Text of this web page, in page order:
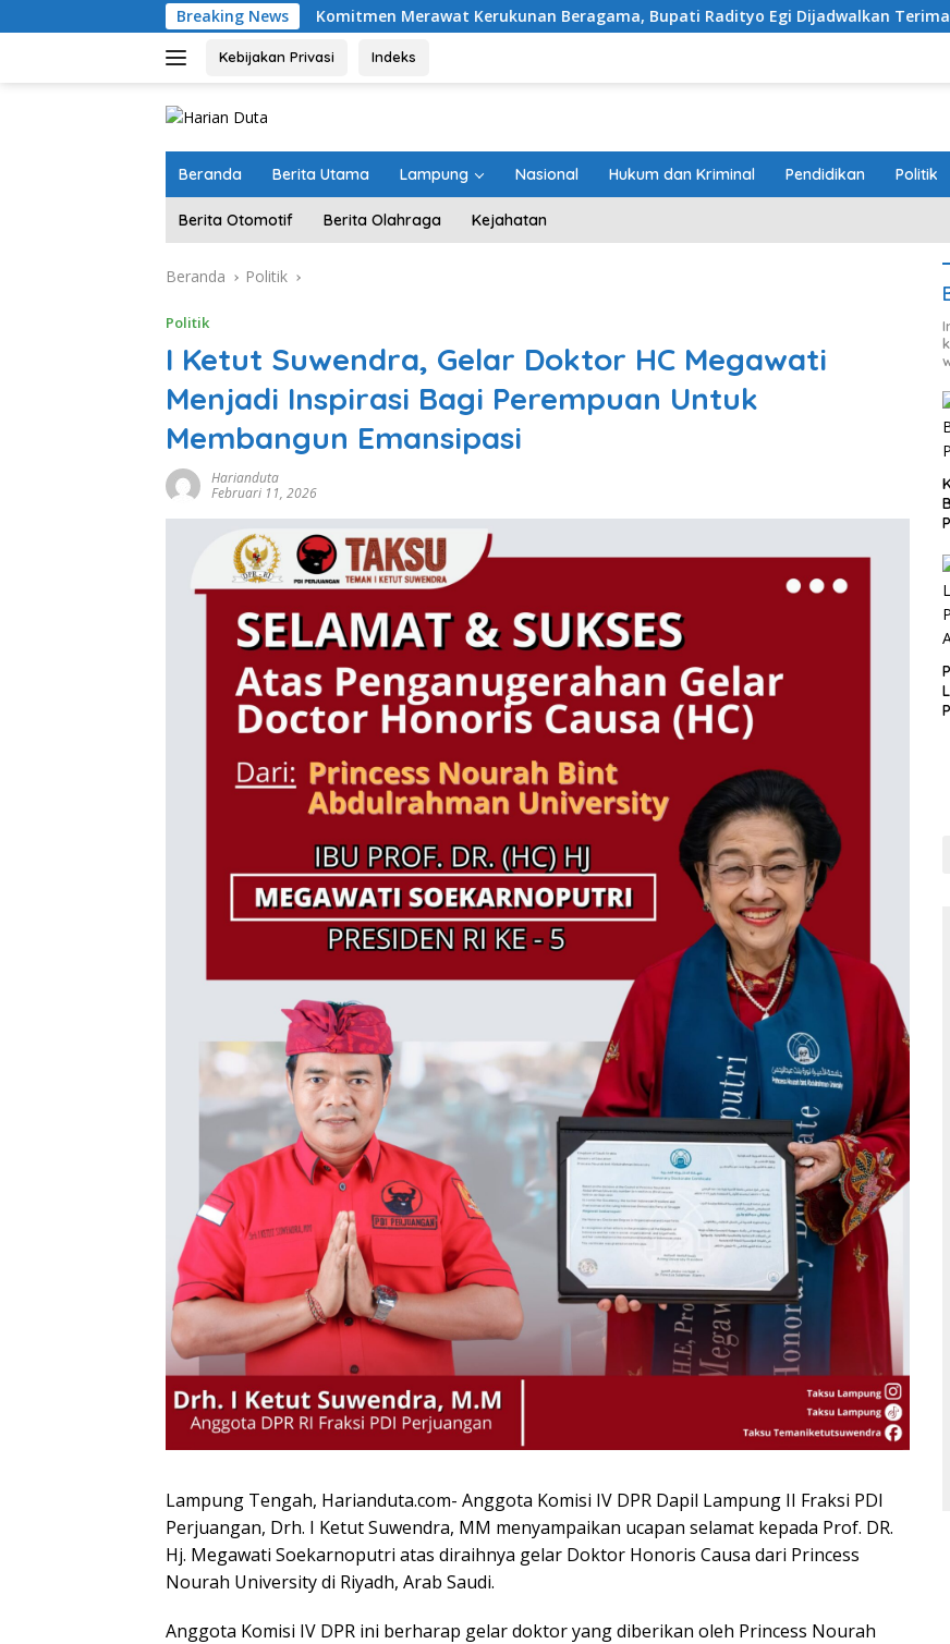
ke
Breaking News
Komitmen Merawat Kerukunan Beragama, Bupati Radityo Egi Dijadwalkan Terima Penghargaan
Kebijakan Privasi Indeks
Beranda Berita Utama Lampung Nasional Hukum dan Kriminal Pendidikan Politik
Berita Otomotif Berita Olahraga Kejahatan
Beranda Politik
Politik
I Ketut Suwendra, Gelar Doktor HC Megawati
Menjadi Inspirasi Bagi Perempuan Untuk
Membangun Emansipasi
Harianduta
Februari 11, 2026
Lampung Tengah, Harianduta.com- Anggota Komisi IV DPR Dapil Lampung II Fraksi PDI
Perjuangan, Drh. I Ketut Suwendra, MM menyampaikan ucapan selamat kepada Prof. DR.
Hj. Megawati Soekarnoputri atas diraihnya gelar Doktor Honoris Causa dari Princess
Nourah University di Riyadh, Arab Saudi.
Anggota Komisi IV DPR ini berharap gelar doktor yang diberikan oleh Princess Nourah